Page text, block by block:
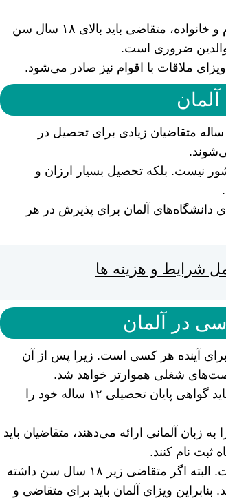
نکته مهم دیگر این است که برای دریافت ویزای ملاقات با اقوام و خانواده، متقاضی باید بالای ۱۸ سال سن
ملاقات با اقوام نیز صادر می‌شود.
متقاضیان زیادی برای تحصیل در
نیست. بلکه تحصیل بسیار ارزان و
دانشگاه‌های آلمان برای پذیرش در هر
شرایط و هزینه ها
در آلمان
آینده هر کسی است. زیرا پس از آن
شغلی هموارتر خواهد شد.
کسانی که در این مرحله قصد ادامه تحصیل در آلمان را دارند، باید گواهی پایان تحصیلی ۱۲ ساله خود را
زبان آلمانی ارائه می‌دهند، متقاضیان باید
نکته مهم دیگر برای تحصیل در این مقطع سن زیر ۲۱ سال است. البته اگر متقاضی زیر ۱۸ سال سن داشته
ویزای آلمان باید برای متقاضی و